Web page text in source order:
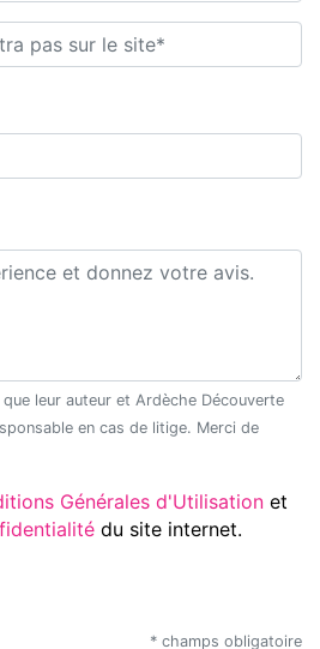
Découverte
Conditions Générales d'Utilisation et
de confidentialité du site internet.
* champs obligatoire